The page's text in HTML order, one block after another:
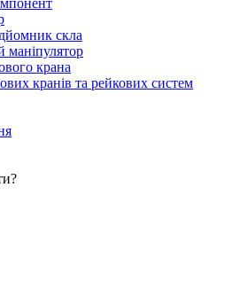
скла
крана
кранів та рейкових систем